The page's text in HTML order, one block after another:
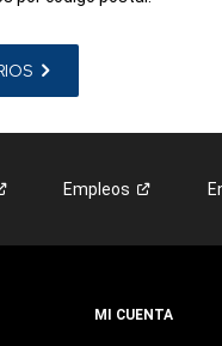
Empleos
MI CUENTA